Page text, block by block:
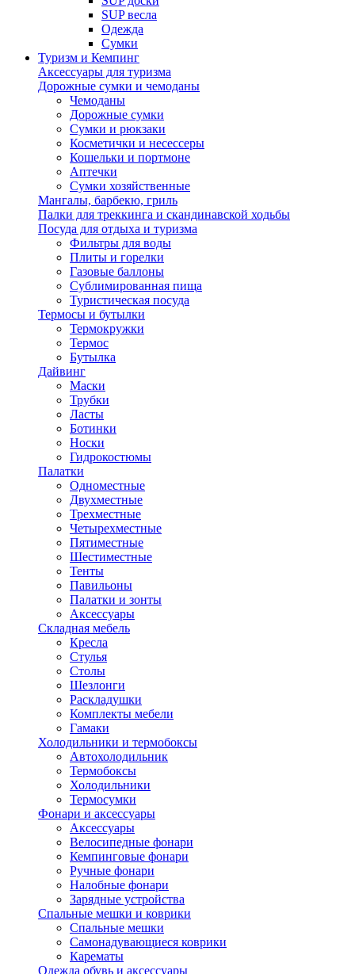
SUP весла
Одежда
Сумки
Туризм и Кемпинг
Аксессуары для туризма
Дорожные сумки и чемоданы
Чемоданы
Дорожные сумки
Сумки и рюкзаки
Косметички и несессеры
Кошельки и портмоне
Аптечки
Сумки хозяйственные
Мангалы, барбекю, гриль
Палки для треккинга и скандинавской ходьбы
Посуда для отдыха и туризма
Фильтры для воды
Плиты и горелки
Газовые баллоны
Сублимированная пища
Туристическая посуда
Термосы и бутылки
Термокружки
Термос
Бутылка
Дайвинг
Маски
Трубки
Ласты
Ботинки
Носки
Гидрокостюмы
Палатки
Одноместные
Двухместные
Трехместные
Четырехместные
Пятиместные
Шестиместные
Тенты
Павильоны
Палатки и зонты
Аксессуары
Складная мебель
Кресла
Стулья
Столы
Шезлонги
Раскладушки
Комплекты мебели
Гамаки
Холодильники и термобоксы
Автохолодильник
Термобоксы
Холодильники
Термосумки
Фонари и аксессуары
Аксессуары
Велосипедные фонари
Кемпинговые фонари
Ручные фонари
Налобные фонари
Зарядные устройства
Спальные мешки и коврики
Спальные мешки
Самонадувающиеся коврики
Карематы
Одежда обувь и аксессуары